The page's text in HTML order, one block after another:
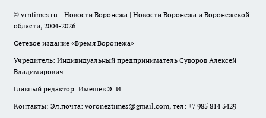
© vrntimes.ru - Новости Воронежа | Новости Воронежа и Воронежской
области, 2004-2026
Сетевое издание «Время Воронежа»
Учредитель: Индивидуальный предприниматель Суворов Алексей
Владимирович
Главный редактор: Имешев Э. И.
Контакты: Эл.почта: voroneztimes@gmail.com, тел: +7 985 814 3429